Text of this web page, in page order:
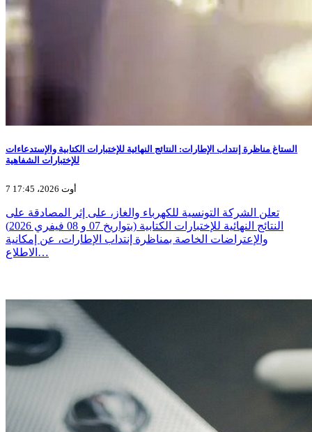
الستاغ مناظرة إنتداب الإطارات: النتائج النهائية للإختبارات الكتابية والإستدعاءات
للإختبارات الشفاهية
7 أوت 2026، 17:45
تعلن الشركة التونسية للكهرباء والغاز، على إثر المصادقة على
النتائج النهائية للإختبارات الكتابية (بتواريخ 07 و 08 فيفري 2026)
والإعتراضات الخاصة بمناظرة إنتداب الإطارات، عن إمكانية
الاطلاع…